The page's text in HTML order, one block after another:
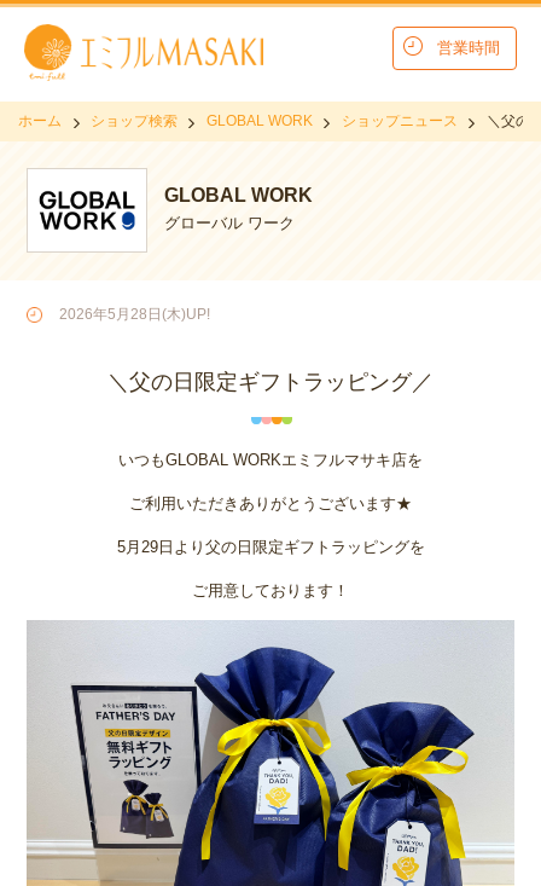
営業時間
ホーム ショップ検索 GLOBAL WORK ショップニュース ＼父の
GLOBAL WORK
グローバル ワーク
2026年5月28日(木)UP!
＼父の日限定ギフトラッピング／
いつもGLOBAL WORKエミフルマサキ店を
ご利用いただきありがとうございます★
5月29日より父の日限定ギフトラッピングを
ご用意しております！